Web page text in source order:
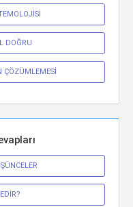
DOĞRU
ÇÖZÜMLEMESİ